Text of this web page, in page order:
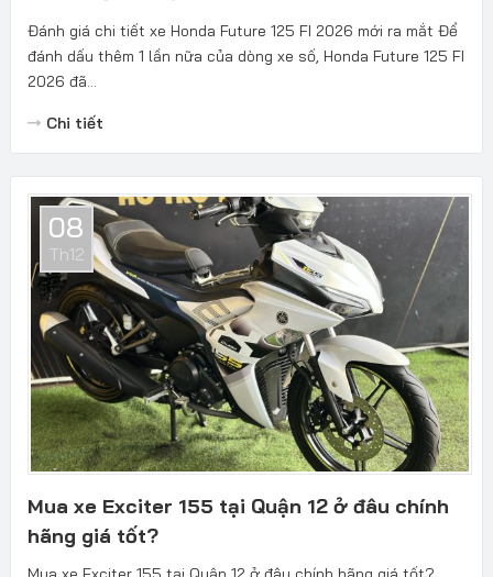
Đánh giá chi tiết xe Honda Future 125 FI 2026 mới ra mắt Để
đánh dấu thêm 1 lần nữa của dòng xe số, Honda Future 125 FI
2026 đã...
Chi tiết
08
Th12
Mua xe Exciter 155 tại Quận 12 ở đâu chính
hãng giá tốt?